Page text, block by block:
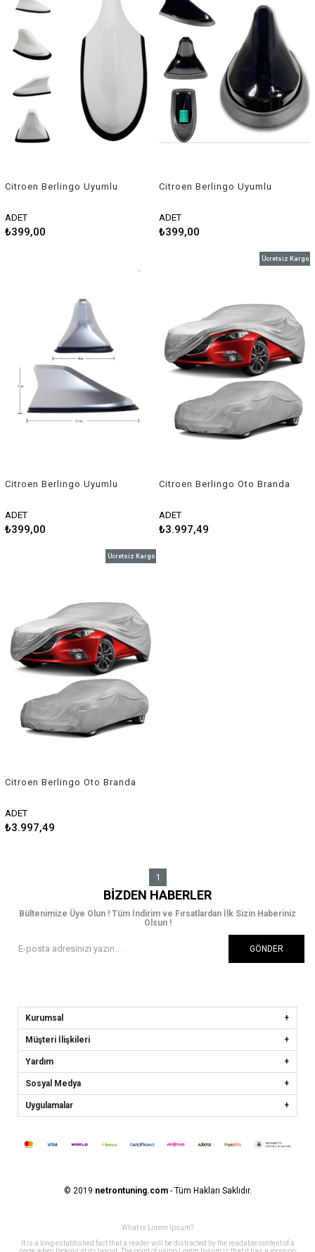
Citroen Berlingo Uyumlu
ADET
₺399,00
Citroen Berlingo Uyumlu
ADET
₺399,00
Citroen Berlingo Uyumlu
ADET
₺399,00
Citroen Berlingo Oto Branda
ADET
₺3.997,49
Ücretsiz Kargo
Citroen Berlingo Oto Branda
ADET
₺3.997,49
Ücretsiz Kargo
1
BIZDEN HABERLER
Bültenimize Üye Olun ! Tüm İndirim ve Fırsatlardan İlk Sizin Haberiniz
Olsun !
GÖNDER
Kurumsal
Müşteri İlişkileri
Yardım
Sosyal Medya
Uygulamalar
© 2019 netrontuning.com- Tüm Hakları Saklıdır.
What is Lorem Ipsum?
It is a long established fact that a reader will be distracted by the readable content of a